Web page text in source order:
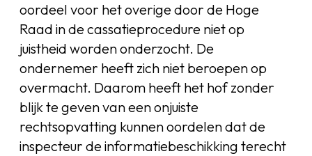
oordeel voor het overige door de Hoge
Raad in de cassatieprocedure niet op
juistheid worden onderzocht. De
ondernemer heeft zich niet beroepen op
overmacht. Daarom heeft het hof zonder
blijk te geven van een onjuiste
rechtsopvatting kunnen oordelen dat de
inspecteur de informatiebeschikking terecht